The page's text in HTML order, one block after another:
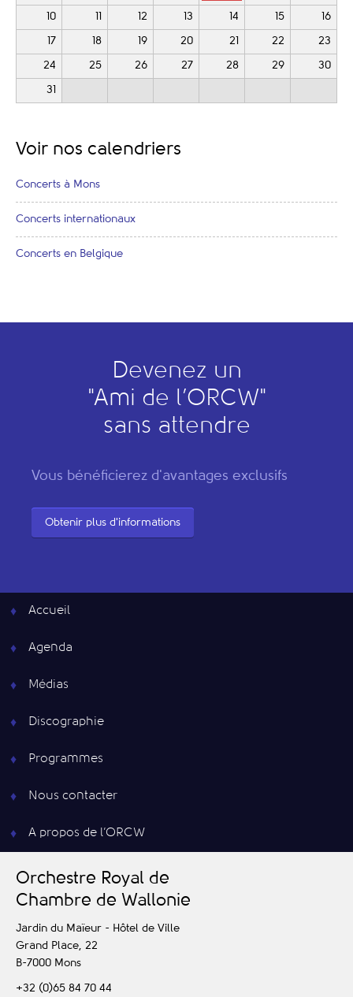
10 11 12 13 14 15 16
17 18 19 20 21 22 23
24 25 26 27 28 29 30
31
Voir nos calendriers
Concerts à Mons
Concerts internationaux
Concerts en Belgique
Devenez un
"Ami de l’ORCW"
sans attendre
Vous bénéficierez d'avantages exclusifs
Obtenir plus d'informations
Accueil
Agenda
Médias
Discographie
Programmes
Nous contacter
A propos de l’ORCW
Orchestre Royal de
Chambre de Wallonie
Jardin du Maïeur - Hôtel de Ville
Grand Place, 22
B-7000 Mons
+32 (0)65 84 70 44